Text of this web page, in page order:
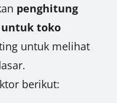
penghitung
toko
untuk melihat
berikut: